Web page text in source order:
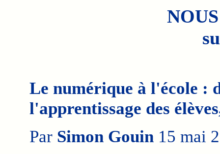
Le numérique à l'école :
l'apprentissage des
Par Simon Gouin15 mai